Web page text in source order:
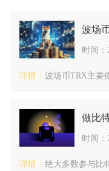
波场
时间：
详情： 波场币TRX主要依靠
做比
时间：
详情： 绝大多数参与比特币